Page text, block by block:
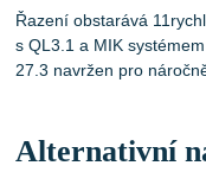
Řazení obstarává
s QL3.1 a MIK
27.3 navržen pro
Alternativní